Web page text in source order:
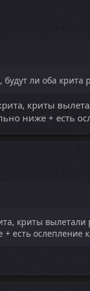
ли оба крита
криты
ниже + есть
криты
есть ослепление